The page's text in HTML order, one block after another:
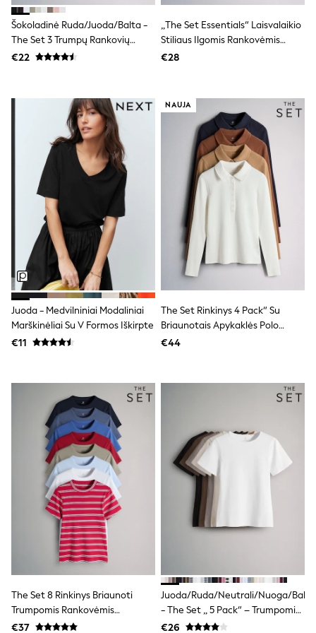
Shorts
Skirts
Sunglasses
Sunsafe Swimwear
Swimsuits
Baby Travel Accessories
All Accessories
Beach Bags
Luggage
Beach Towels
Birkenstock
Pour Moi
Rayban
Skechers
Trousers
GIRLS
New In
New in from Next
New In
Trending: Top & Short Sets
Trending: Clogs
Toy Story
98 - 110cm
116 - 134cm
140 - 174cm
All Clothing
T-Shirts
Dresses
Shorts & Skirts
Coats & Jackets
Sweatshirts & Hoodies
Knitwear
Sets & Outfits
Tops
Nightwear & Pyjamas
Trousers & Leggings
Shirts & Blouses
Jeans
Jumpsuits & Playsuits
Multipacks
Šokoladinė Ruda/juoda/balta -
The Set 3 Trumpų Rankovių
Briaunoti Marškinėliai
€22
„The Set Essentials“ Laisvalaikio
Stiliaus Ilgomis Rankovėmis
Marškinėlių Rinkinys 5 Pakuotė
€28
Juoda - Medvilniniai Modaliniai
Marškinėliai Su V Formos Iškirpte
€11
NAUJA
The Set Rinkinys 4 Pack“ Su
Briaunotais Apykaklės Polo
Marškinėliais
€44
The Set 8 Rinkinys Briaunoti
Trumpomis Rankovėmis
Marškinėliai
€37
Juoda/Ruda/Neutrali/Nuoga/Balta
- The Set „ 5 Pack“ – Trumpomis
Rankovėmis, Apvalia Kaklo
€26